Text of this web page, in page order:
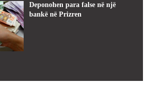
Deponohen para false në një
bankë në Prizren